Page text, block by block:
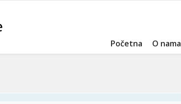
Početna O nama